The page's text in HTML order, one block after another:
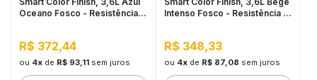
Oceano Fosco - Resistência à
R$ 372,44
ou 4xde R$ 93,11 sem juros
Intenso Fosco - Resistência à
R$ 348,33
ou 4xde R$ 87,08 sem juros